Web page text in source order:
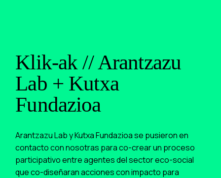
Klik-ak // Arantzazu
Lab + Kutxa
Fundazioa
Arantzazu Lab y Kutxa Fundazioa se pusieron en
contacto con nosotras para co-crear un proceso
participativo entre agentes del sector eco-social
que co-diseñaran acciones con impacto para